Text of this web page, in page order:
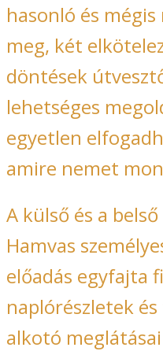
hasonló és
meg, két
döntések
lehetséges
egyetlen
amire nemet
A külső és a
Hamvas
előadás egyfajta
naplórészletek
alkotó